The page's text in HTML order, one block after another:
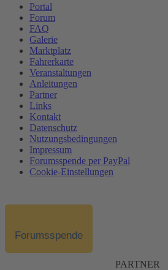
Portal
Forum
FAQ
Galerie
Marktplatz
Fahrerkarte
Veranstaltungen
Anleitungen
Partner
Links
Kontakt
Datenschutz
Nutzungsbedingungen
Impressum
Forumsspende per PayPal
Cookie-Einstellungen
Forumsspende
PARTNER